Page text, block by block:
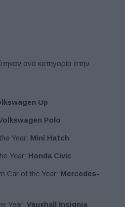
ανά κατηγορία στην
Up
Polo
Year: Mini Hatch
Year: Honda Civic
Car of the Year: Mercedes-
Year: Vauxhall Insignia